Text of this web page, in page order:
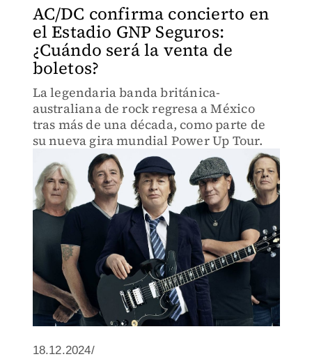
AC/DC confirma concierto en
el Estadio GNP Seguros:
¿Cuándo será la venta de
boletos?
La legendaria banda británica-
australiana de rock regresa a México
tras más de una década, como parte de
su nueva gira mundial Power Up Tour.
18.12.2024/